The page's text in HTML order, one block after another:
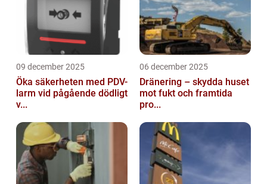
09 december 2025
Öka säkerheten med PDV-
larm vid pågående dödligt
v...
06 december 2025
Dränering – skydda huset
mot fukt och framtida
pro...